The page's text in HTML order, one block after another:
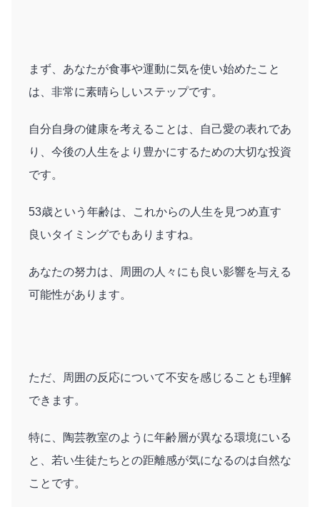
まず、あなたが食事や運動に気を使い始めたこと
は、非常に素晴らしいステップです。
自分自身の健康を考えることは、自己愛の表れであ
り、今後の人生をより豊かにするための大切な投資
です。
53歳という年齢は、これからの人生を見つめ直す
良いタイミングでもありますね。
あなたの努力は、周囲の人々にも良い影響を与える
可能性があります。
ただ、周囲の反応について不安を感じることも理解
できます。
特に、陶芸教室のように年齢層が異なる環境にいる
と、若い生徒たちとの距離感が気になるのは自然な
ことです。